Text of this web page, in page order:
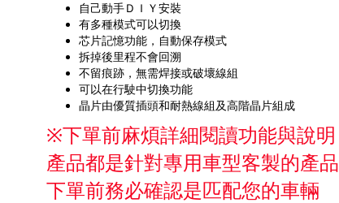
自己動手ＤＩＹ安裝
有多種模式可以切換
芯片記憶功能，自動保存模式
拆掉後里程不會回溯
不留痕跡，無需焊接或破壞線組
可以在行駛中切換功能
晶片由優質插頭和耐熱線組及高階晶片組成
※下單前麻煩詳細閱讀功能與說明
產品都是針對專用車型客製的產品
下單前務必確認是匹配您的車輛